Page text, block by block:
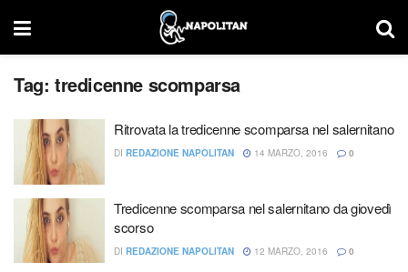
Tag: tredicenne scomparsa
Ritrovata la tredicenne scomparsa nel salernitano
DI REDAZIONE NAPOLITAN 14 MARZO, 2016 0
Tredicenne scomparsa nel salernitano da giovedì
scorso
DI REDAZIONE NAPOLITAN 12 MARZO, 2016 0